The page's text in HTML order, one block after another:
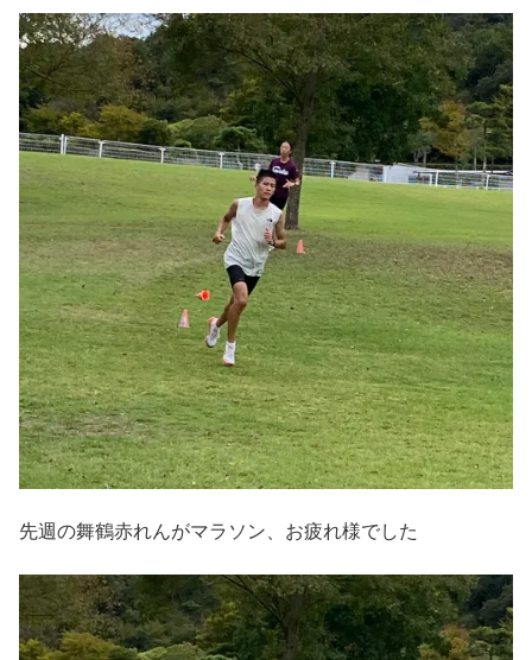
先週の舞鶴赤れんがマラソン、お疲れ様でした